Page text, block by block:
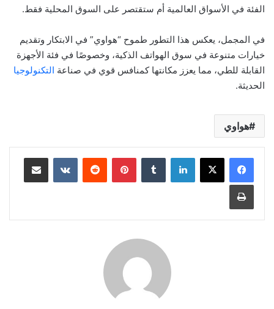
الفئة في الأسواق العالمية أم ستقتصر على السوق المحلية فقط.
في المجمل، يعكس هذا التطور طموح “هواوي” في الابتكار وتقديم
خيارات متنوعة في سوق الهواتف الذكية، وخصوصًا في فئة الأجهزة
القابلة للطي، مما يعزز مكانتها كمنافس قوي في صناعة التكنولوجيا
الحديثة.
هواوي
لينكدإن بينتيريست مشاركة عبر البريد
طباعة